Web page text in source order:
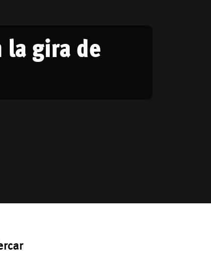
la gira de